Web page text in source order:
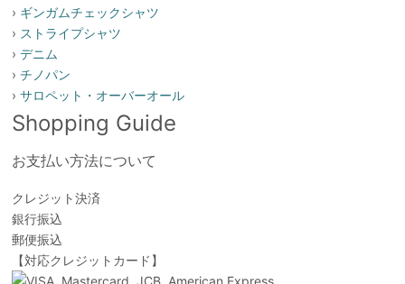
› ギンガムチェックシャツ
› ストライプシャツ
›デニム
›チノパン
›サロペット・オーバーオール
Shopping Guide
お支払い方法について
クレジット決済
銀行振込
郵便振込
【対応クレジットカード】